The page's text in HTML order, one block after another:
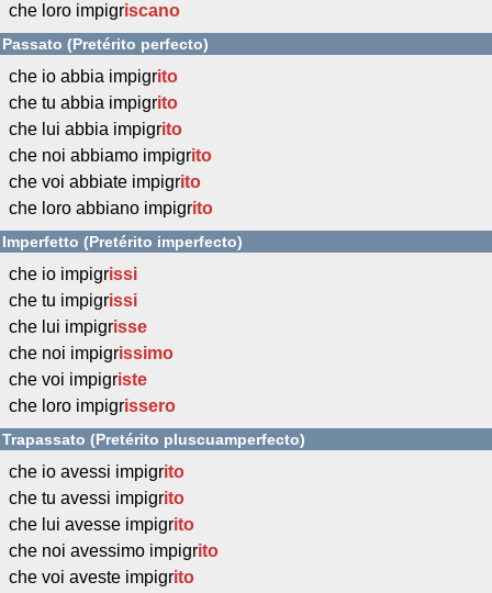
che loro impigriscano
Passato (Pretérito perfecto)
che io abbia impigrito
che tu abbia impigrito
che lui abbia impigrito
che noi abbiamo impigrito
che voi abbiate impigrito
che loro abbiano impigrito
Imperfetto (Pretérito imperfecto)
che io impigrissi
che tu impigrissi
che lui impigrisse
che noi impigrissimo
che voi impigriste
che loro impigrissero
Trapassato (Pretérito pluscuamperfecto)
che io avessi impigrito
che tu avessi impigrito
che lui avesse impigrito
che noi avessimo impigrito
che voi aveste impigrito